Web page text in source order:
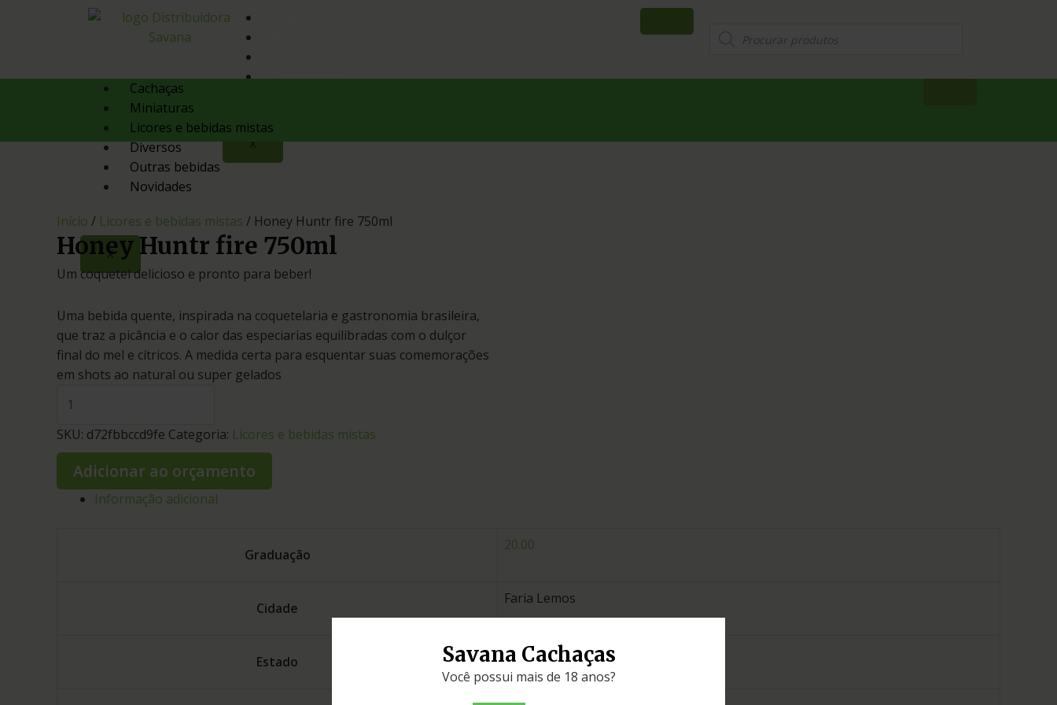
Savana Cachaças
Você possui mais de 18 anos?
Orçamento
X
Cachaças
Miniaturas
Licores e bebidas mistas
Diversos
Outras bebidas
Novidades
X
Início / Licores e bebidas mistas / Honey Huntr fire 750ml
Honey Huntr fire 750ml
Um coquetel delicioso e pronto para beber!
Uma bebida quente, inspirada na coquetelaria e gastronomia brasileira,
que traz a picância e o calor das especiarias equilibradas com o dulçor
final do mel e cítricos. A medida certa para esquentar suas comemorações
em shots ao natural ou super gelados
SKU: d72fbbccd9fe Categoria: Licores e bebidas mistas
Adicionar ao orçamento
Informação adicional
Graduação
20.00
Cidade
Faria Lemos
Estado
Minas Gerais